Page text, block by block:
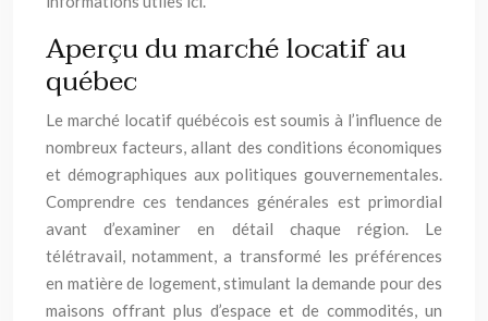
Aperçu du marché locatif au
québec
Le marché locatif québécois est soumis à l’influence de
nombreux facteurs, allant des conditions économiques
et démographiques aux politiques gouvernementales.
Comprendre ces tendances générales est primordial
avant d’examiner en détail chaque région. Le
télétravail, notamment, a transformé les préférences
en matière de logement, stimulant la demande pour des
maisons offrant plus d’espace et de commodités, un